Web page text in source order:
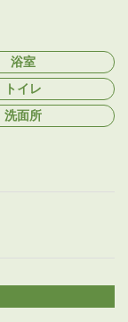
浴室
トイレ
洗面所